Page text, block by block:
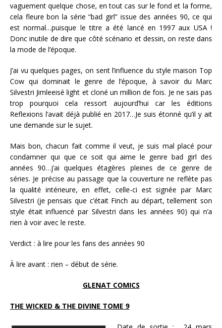
vaguement quelque chose, en tout cas sur le fond et la forme,
cela fleure bon la série “bad girl” issue des années 90, ce qui
est normal…puisque le titre a été lancé en 1997 aux USA !
Donc inutile de dire que côté scénario et dessin, on reste dans
la mode de l’époque.
J’ai vu quelques pages, on sent l’influence du style maison Top
Cow qui dominait le genre de l’époque, à savoir du Marc
Silvestri Jimleeisé light et cloné un million de fois. Je ne sais pas
trop pourquoi cela ressort aujourd’hui car les éditions
Reflexions l’avait déjà publié en 2017…Je suis étonné qu’il y ait
une demande sur le sujet.
Mais bon, chacun fait comme il veut, je suis mal placé pour
condamner qui que ce soit qui aime le genre bad girl des
années 90…j’ai quelques étagères pleines de ce genre de
séries. Je précise au passage que la couverture ne reflète pas
la qualité intérieure, en effet, celle-ci est signée par Marc
Silvestri (je pensais que c’était Finch au départ, tellement son
style était influencé par Silvestri dans les années 90) qui n’a
rien à voir avec le reste.
Verdict : à lire pour les fans des années 90
À lire avant : rien – début de série.
GLENAT COMICS
THE WICKED & THE DIVINE TOME 9